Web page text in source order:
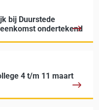
bij Duurstede
ondertekend
4 t/m 11 maart